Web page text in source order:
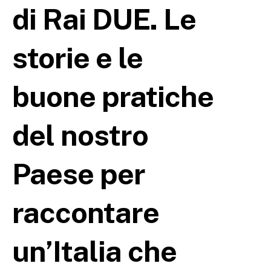
di Rai DUE. Le
storie e le
buone pratiche
del nostro
Paese per
raccontare
un’Italia che